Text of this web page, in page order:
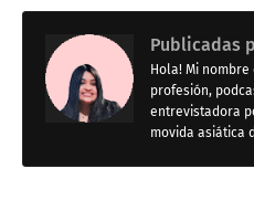
Publicadas
Hola! Mi
profesión,
entrevistadora
movida asiática